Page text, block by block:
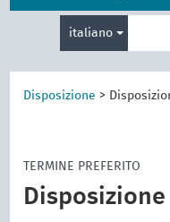
italiano
per
la
Disposizione >
TERMINE PREFERITO